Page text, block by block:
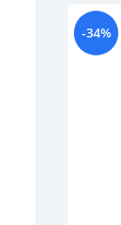
-34%